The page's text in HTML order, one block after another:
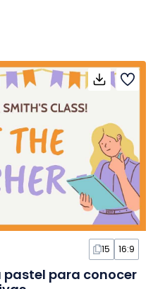
15 16:9
para conocer